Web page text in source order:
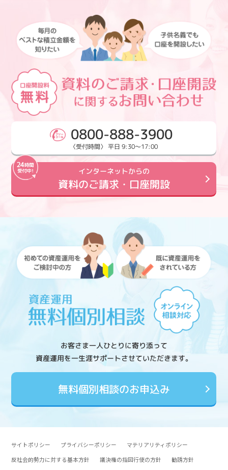
0800-888-3900
〈受付時間〉 平日 9:30～17:00
インターネットからの
資料のご請求・口座開設
お客さま一人ひとりに寄り添って
資産運用を一生涯サポートさせていただきます。
無料個別相談のお申込み
サイトポリシー プライバシーポリシー
マテリアリティポリシー
反社会的勢力に対する基本方針
議決権の指図行使の方針 勧誘方針